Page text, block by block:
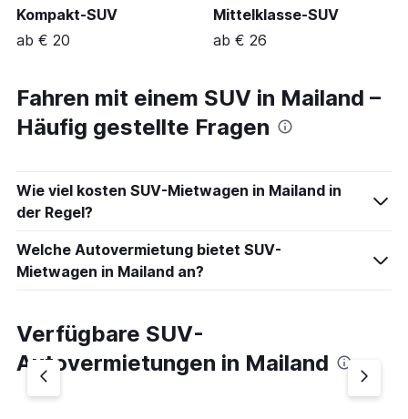
Kompakt-SUV
ab € 20
Mittelklasse-SUV
ab € 26
Fahren mit einem SUV in Mailand –
Häufig gestellte Fragen
Wie viel kosten SUV-Mietwagen in Mailand in
der Regel?
Welche Autovermietung bietet SUV-
Mietwagen in Mailand an?
Verfügbare SUV-
Autovermietungen in Mailand